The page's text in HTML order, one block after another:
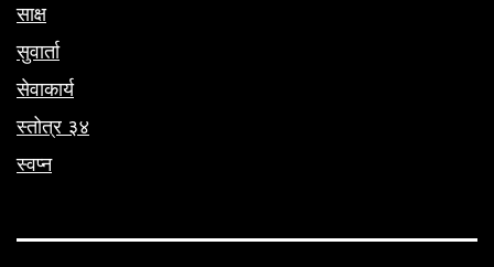
साक्ष
सुवार्ता
सेवाकार्य
स्तोत्र ३४
स्वप्न